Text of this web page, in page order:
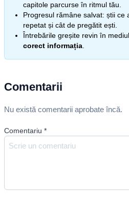
capitole parcurse în ritmul tău.
Progresul rămâne salvat: știi ce
repetat și cât de pregătit ești.
Întrebările greșite revin în
corect informația
Comentarii
Nu există comentarii aprobate încă.
Comentariu *